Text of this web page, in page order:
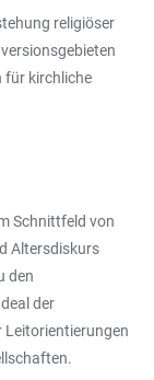
religiöser
für kirchliche
Schnittfeld von
Altersdiskurs
den
der
Leitorientierungen